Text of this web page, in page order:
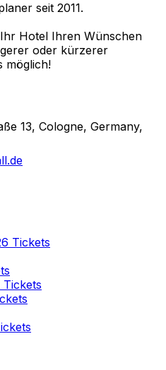
seit 2011.
Hotel Ihren Wünschen
oder kürzerer
möglich!
13, Cologne, Germany,
Tickets
Tickets